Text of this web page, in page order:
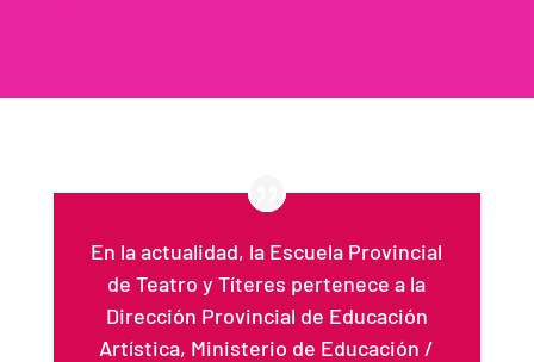
En la actualidad, la Escuela Provincial
de Teatro y Títeres pertenece a la
Dirección Provincial de Educación
Artística, Ministerio de Educación /